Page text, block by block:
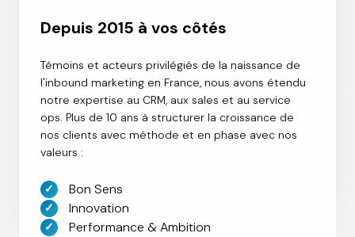
Depuis 2015 à vos côtés
Témoins et acteurs privilégiés de la naissance de
l'inbound marketing en France, nous avons étendu
notre expertise au CRM, aux sales et au service
ops. Plus de 10 ans à structurer la croissance de
nos clients avec méthode et en phase avec nos
valeurs :
Bon Sens
Innovation
Performance & Ambition